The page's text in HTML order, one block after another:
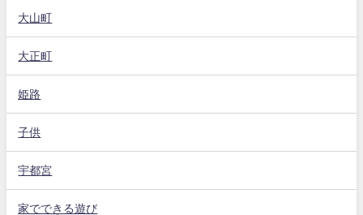
大山町
大正町
姫路
子供
宇都宮
家でできる遊び